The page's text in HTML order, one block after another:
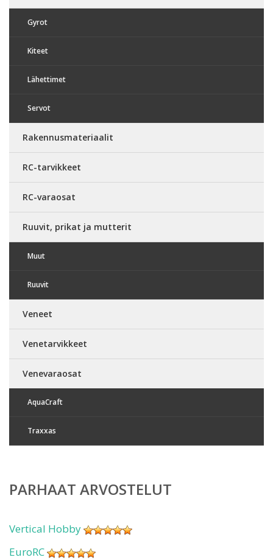
Gyrot
Kiteet
Lähettimet
Servot
Rakennusmateriaalit
RC-tarvikkeet
RC-varaosat
Ruuvit, prikat ja mutterit
Muut
Ruuvit
Veneet
Venetarvikkeet
Venevaraosat
AquaCraft
Traxxas
PARHAAT ARVOSTELUT
Vertical Hobby
EuroRC